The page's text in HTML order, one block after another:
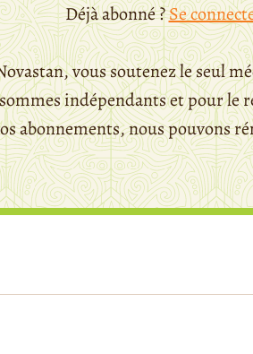
Déjà abonné ?Se
vous soutenez le seul
indépendants et pour le
abonnements, nous pouvons